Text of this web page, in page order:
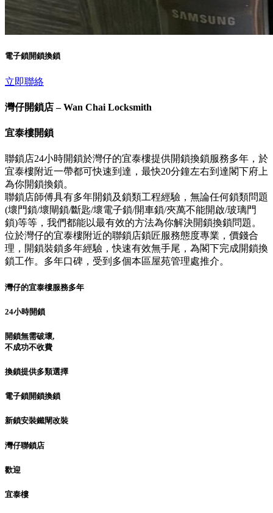
電子鎖開鎖換鎖
立即聯絡
灣仔開鎖店 – Wan Chai Locksmith
宜泰樓開鎖
聯鎖店24小時開鎖於灣仔的宜泰樓提供開鎖換鎖服務多年，於
宜泰樓附近一帶都可快速到達，最快20分鐘左右到達閣下府上
為你開鎖換鎖。
聯鎖店師傅具有多年開鎖及鎖類工程經驗，無論任何鎖類問題
(壞門鎖/壞閘鎖/斷匙/壞電子鎖/開車鎖/夾萬不能開啟/玻璃門
鎖)等等，我們都能以最有效的方法為你解決開鎖換鎖問題。
位於灣仔的宜泰樓附近的聯鎖店鎖匠服務態度專業，價錢合
理，開鎖裝鎖多年經驗，快速有效無手尾，為閣下完成開鎖換
鎖工作。多年口碑，受到多個本區屋苑管理處推介。
灣仔的宜泰樓服務多年
24小時開鎖
開鎖無需破壞,
不成功不收費
換鎖提供多類選擇
電子鎖開鎖換鎖
新鎖安裝鐵閘改裝
灣仔聯鎖店
歡迎
宜泰樓